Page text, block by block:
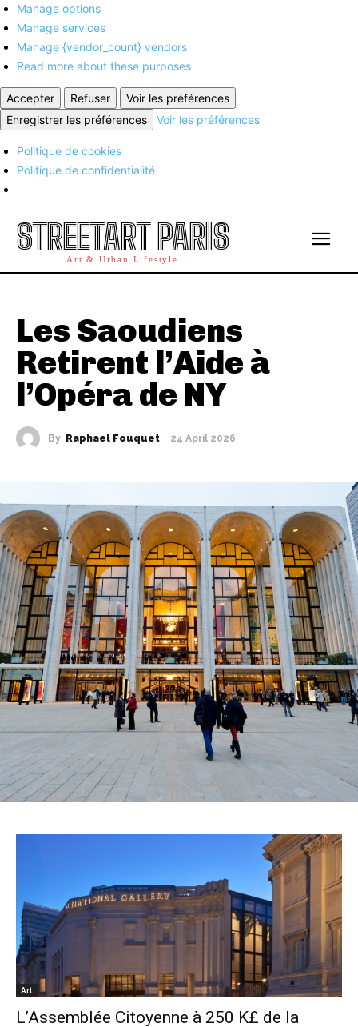
Manage options
Manage services
Manage {vendor_count} vendors
Read more about these purposes
Accepter Refuser
Voir les préférences
Enregistrer les préférences
Voir les préférences
Politique de cookies
Politique de confidentialité
STREETART PARIS
Art & Urban Lifestyle
Les Saoudiens
Retirent l’Aide à
l’Opéra de NY
By Raphael Fouquet 24 April 2026
Art
L’Assemblée Citoyenne à 250 K£ de la